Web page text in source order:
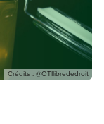
Crédits : @OTIlibrededroit